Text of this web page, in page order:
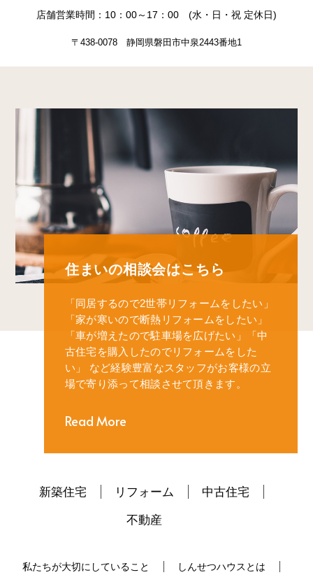
店舗営業時間：10：00～17：00 (水・日・祝 定休日)
〒438-0078 静岡県磐田市中泉2443番地1
住まいの相談会はこちら
「同居するので2世帯リフォームをしたい」
「家が寒いので断熱リフォームをしたい」
「車が増えたので駐車場を広げたい」
「中
古住宅を購入したのでリフォームをした
い」
など経験豊富なスタッフがお客様の立
場で寄り添って相談させて頂きます。
Read More
新築住宅 リフォーム
中古住宅
不動産
私たちが大切にしていること しんせつハウスとは